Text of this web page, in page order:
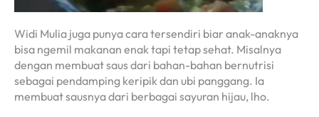
Widi Mulia juga punya cara tersendiri biar anak-anaknya
bisa ngemil makanan enak tapi tetap sehat. Misalnya
dengan membuat saus dari bahan-bahan bernutrisi
sebagai pendamping keripik dan ubi panggang. Ia
membuat sausnya dari berbagai sayuran hijau, lho.